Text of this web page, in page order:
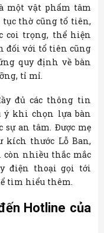
một vật phẩm tâm
thờ cũng tổ tiên,
coi trọng, thể hiện
đối với tổ tiên cũng
quy định về bàn
tỉ mỉ.
đủ các thông tin
ý khi chọn lựa bàn
an tâm. Được mẹ
kích thước Lỗ Ban,
nhiều thắc mắc
điện thoại gọi tới
tìm hiểu thêm.
Hotline của